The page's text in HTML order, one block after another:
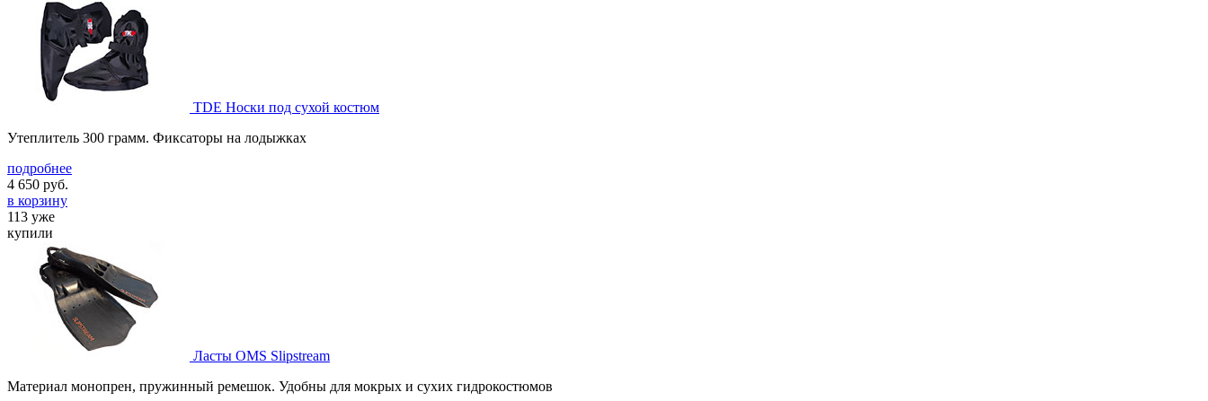
TDE Носки под сухой костюм
Утеплитель 300 грамм. Фиксаторы на лодыжках
подробнее
4 650 руб.
в корзину
113 уже
купили
Ласты OMS Slipstream
Материал монопрен, пружинный ремешок. Удобны для мокрых и сухих гидрокостюмов